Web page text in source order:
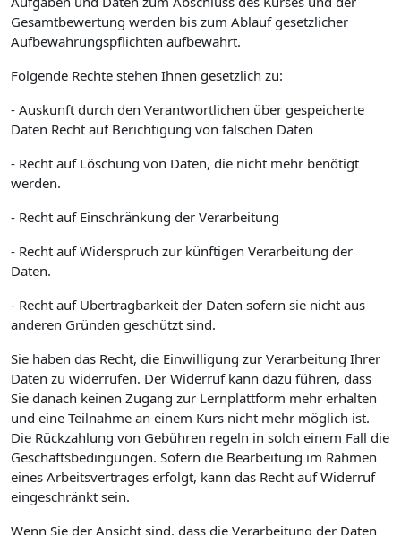
Gesamtbewertung werden bis zum Ablauf gesetzlicher
Aufbewahrungspflichten aufbewahrt.
Folgende Rechte stehen Ihnen gesetzlich zu:
- Auskunft durch den Verantwortlichen über gespeicherte
Daten Recht auf Berichtigung von falschen Daten
- Recht auf Löschung von Daten, die nicht mehr benötigt
werden.
- Recht auf Einschränkung der Verarbeitung
- Recht auf Widerspruch zur künftigen Verarbeitung der
Daten.
- Recht auf Übertragbarkeit der Daten sofern sie nicht aus
anderen Gründen geschützt sind.
Sie haben das Recht, die Einwilligung zur Verarbeitung Ihrer
Daten zu widerrufen. Der Widerruf kann dazu führen, dass
Sie danach keinen Zugang zur Lernplattform mehr erhalten
und eine Teilnahme an einem Kurs nicht mehr möglich ist.
Die Rückzahlung von Gebühren regeln in solch einem Fall die
Geschäftsbedingungen. Sofern die Bearbeitung im Rahmen
eines Arbeitsvertrages erfolgt, kann das Recht auf Widerruf
eingeschränkt sein.
Wenn Sie der Ansicht sind, dass die Verarbeitung der Daten